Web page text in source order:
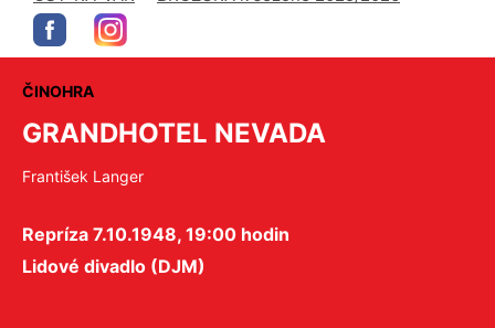
ČINOHRA
GRANDHOTEL NEVADA
František Langer
Repríza 7.10.1948, 19:00 hodin
Lidové divadlo (DJM)